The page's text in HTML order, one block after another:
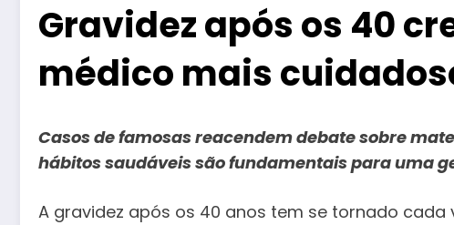
Gravidez após os 40
médico mais
Casos de famosas reacendem debate sobre
hábitos saudáveis são fundamentais para uma
A gravidez após os 40 anos tem se tornado